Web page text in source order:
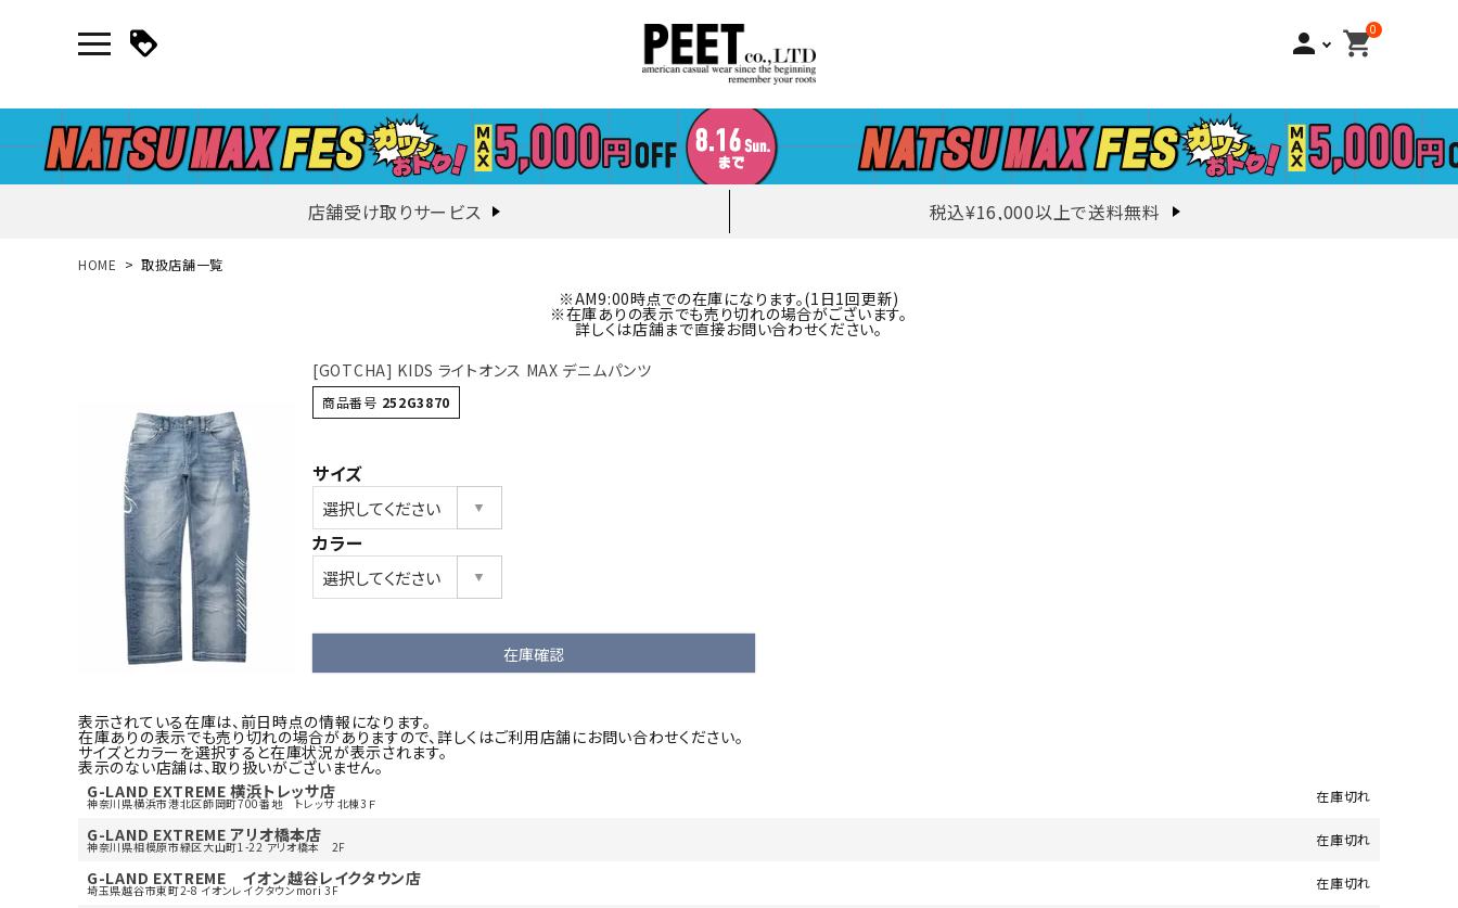
person 0
shopping_cart
店舗受け取りサービス 税込¥16,000以上で送料無料
新規会員登録｜ログイン
詳しい条件から探す
HOME 取扱店舗一覧
※AM9:00時点での在庫になります。(1日1回更新)
※在庫ありの表示でも売り切れの場合がございます。
詳しくは店舗まで直接お問い合わせください。
[GOTCHA] KIDS ライトオンス MAX デニムパンツ
商品番号 252G3870
サイズ
カラー
在庫確認
表示されている在庫は、前日時点の情報になります。
在庫ありの表示でも売り切れの場合がありますので、詳しくはご利用店舗にお問い合わせください。
サイズとカラーを選択すると在庫状況が表示されます。
表示のない店舗は、取り扱いがございません。
G-LAND EXTREME 横浜トレッサ店
神奈川県横浜市港北区師岡町700番地 トレッサ 北棟3Ｆ 在庫切れ
G-LAND EXTREME アリオ橋本店
神奈川県相模原市緑区大山町1-22 アリオ橋本 2F 在庫切れ
G-LAND EXTREME イオン越谷レイクタウン店
埼玉県越谷市東町2-8 イオンレイクタウンmori 3F 在庫切れ